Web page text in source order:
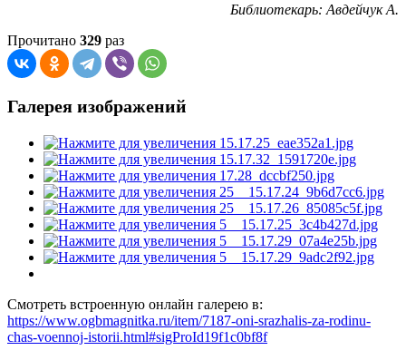
Библиотекарь: Авдейчук А.
Прочитано 329 раз
Галерея изображений
Смотреть встроенную онлайн галерею в:
https://www.ogbmagnitka.ru/item/7187-oni-srazhalis-za-rodinu-
chas-voennoj-istorii.html#sigProId19f1c0bf8f